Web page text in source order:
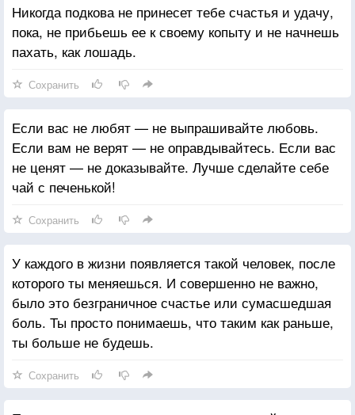
Никогда подкова не принесет тебе счастья и удачу,
пока, не прибьешь ее к своему копыту и не начнешь
пахать, как лошадь.
Сохранить
Если вас не любят — не выпрашивайте любовь.
Если вам не верят — не оправдывайтесь. Если вас
не ценят — не доказывайте. Лучше сделайте себе
чай с печенькой!
Сохранить
У каждого в жизни появляется такой человек, после
которого ты меняешься. И совершенно не важно,
было это безграничное счастье или сумасшедшая
боль. Ты просто понимаешь, что таким как раньше,
ты больше не будешь.
Сохранить